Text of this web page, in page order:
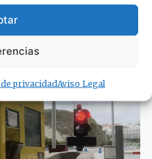
privacidadAviso Legal
4